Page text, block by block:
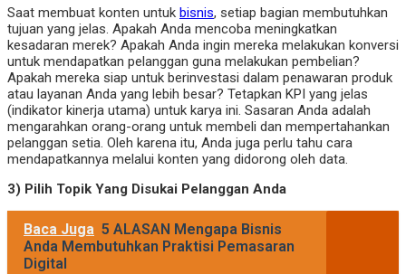
Saat membuat konten untuk bisnis, setiap bagian membutuhkan
tujuan yang jelas. Apakah Anda mencoba meningkatkan
kesadaran merek? Apakah Anda ingin mereka melakukan konversi
untuk mendapatkan pelanggan guna melakukan pembelian?
Apakah mereka siap untuk berinvestasi dalam penawaran produk
atau layanan Anda yang lebih besar? Tetapkan KPI yang jelas
(indikator kinerja utama) untuk karya ini. Sasaran Anda adalah
mengarahkan orang-orang untuk membeli dan mempertahankan
pelanggan setia. Oleh karena itu, Anda juga perlu tahu cara
mendapatkannya melalui konten yang didorong oleh data.
3) Pilih Topik Yang Disukai Pelanggan Anda
Baca Juga 5 ALASAN Mengapa Bisnis
Anda Membutuhkan Praktisi Pemasaran
Digital